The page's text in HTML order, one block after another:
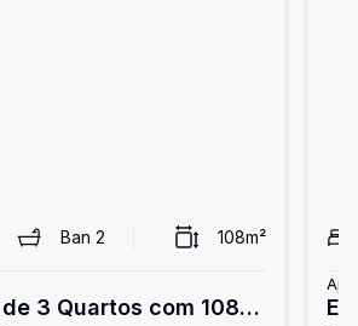
Ban2 108m²
3 Quartos com 108